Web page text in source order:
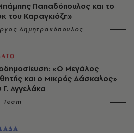
Παπαδόπουλος και το
του Καραγκιόζη»
Δημητρακόπουλος
«Ο Μεγάλος
και ο Μικρός Δάσκαλος»
Γ. Αγγελάκα
Team